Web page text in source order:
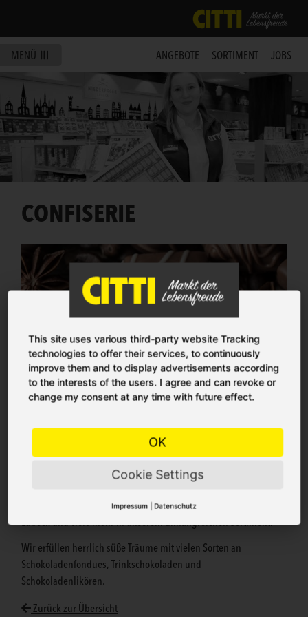
ANGEBOTE SORTIMENT JOBS
CONFISERIE
CONFISERIE - EDLE VERFÜHRUNG
Metern Regalen, in denen wir alle namhaften Marken im
Confiserie- und Süßwarenbereich darbieten.
Sie finden unter anderem Pralinen- und
und Zotter, bewährte Marzipan-Klassiker von Niederegger aus
Lübeck und viele mehr in unserem umfangreichen Sortiment.
Wir erfüllen herrlich süße Träume mit vielen Sorten an
Schokoladenfondues, Trinkschokoladen und
Schokoladenlikören.
Zurück zur Übersicht
MENÜ
This site uses various third-party website Tracking
technologies to offer their services, to continuously
improve them and to display advertisements according
to the interests of the users. I agree and can revoke or
change my consent at any time with future effect.
OK
Cookie Settings
Impressum | Datenschutz